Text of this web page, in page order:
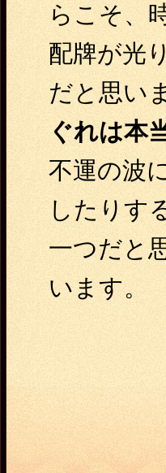
らこそ、
配牌が光
だと思い
ぐれは本
不運の波
したりす
一つだと
います。